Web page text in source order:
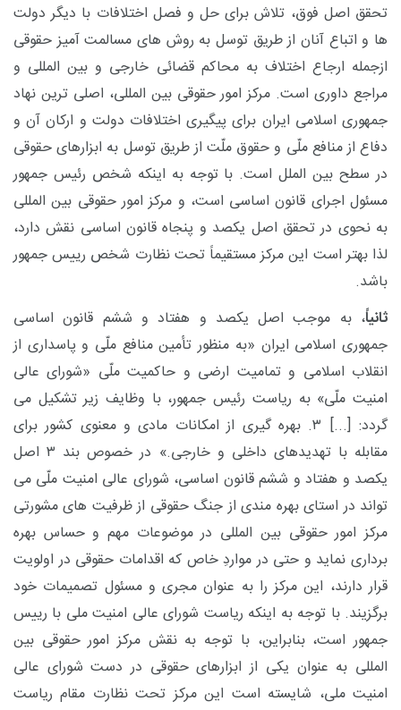
تحقق اصل فوق، تلاش برای حل و فصل اختلافات با دیگر دولت
ها و اتباع آنان از طریق توسل به روش های مسالمت آمیز حقوقی
ازجمله ارجاع اختلاف به محاکم قضائی خارجی و بین المللی و
مراجع داوری است. مرکز امور حقوقی بین المللی، اصلی ترین نهاد
جمهوری اسلامی ایران برای پیگیری اختلافات دولت و ارکان آن و
دفاع از منافع ملّی و حقوق ملّت از طریق توسل به ابزارهای حقوقی
در سطح بین الملل است. با توجه به اینکه شخص رئیس جمهور
مسئول اجرای قانون اساسی است، و مرکز امور حقوقی بین المللی
به نحوی در تحقق اصل یکصد و پنجاه قانون اساسی نقش دارد،
لذا بهتر است این مرکز مستقیماً تحت نظارت شخص رییس جمهور
باشد.
ثانیاً، به موجب اصل یکصد و هفتاد و ششم قانون اساسی
جمهوری اسلامی ایران «به منظور تأمین منافع ملّی و پاسداری از
انقلاب اسلامی و تمامیت ارضی و حاکمیت ملّی «شورای عالی
امنیت ملّی» به ریاست رئیس جمهور، با وظایف زیر تشکیل می
گردد: [...] ۳. بهره گیری از امکانات مادی و معنوی کشور برای
مقابله با تهدیدهای داخلی و خارجی.» در خصوص بند ۳ اصل
یکصد و هفتاد و ششم قانون اساسی، شورای عالی امنیت ملّی می
تواند در استای بهره مندی از جنگ حقوقی از ظرفیت های مشورتی
مرکز امور حقوقی بین المللی در موضوعات مهم و حساس بهره
برداری نماید و حتی در مواردِ خاص که اقدامات حقوقی در اولویت
قرار دارند، این مرکز را به عنوان مجری و مسئول تصمیمات خود
برگزیند. با توجه به اینکه ریاست شورای عالی امنیت ملی با رییس
جمهور است، بنابراین، با توجه به نقش مرکز امور حقوقی بین
المللی به عنوان یکی از ابزارهای حقوقی در دست شورای عالی
امنیت ملی، شایسته است این مرکز تحت نظارت مقام ریاست